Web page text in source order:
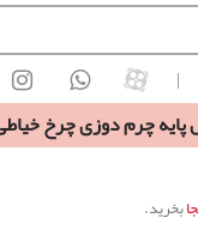
چرم دوزی چرخ خیاطی